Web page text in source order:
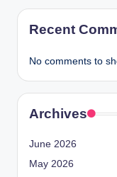
Recent
No comments to
Archives
June 2026
May 2026